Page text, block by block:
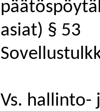
asiat) § 53
Vs. hallinto-